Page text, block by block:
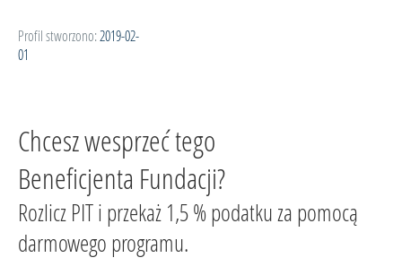
Profil stworzono: 2019-02-
01
Chcesz wesprzeć tego
Beneficjenta Fundacji?
Rozlicz PIT i przekaż 1,5 % podatku za pomocą
darmowego programu.